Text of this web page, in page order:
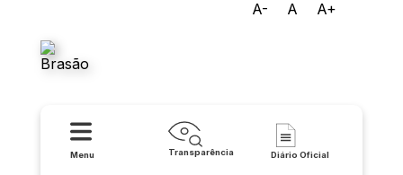
A- A A+
Menu Transparência Diário Oficial